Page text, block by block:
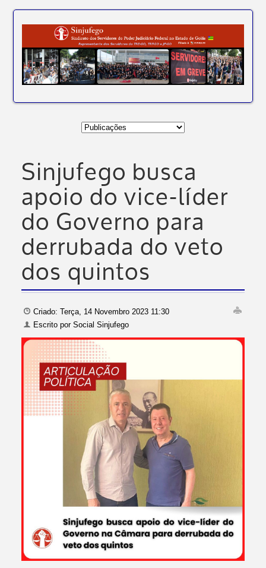
Sinjufego busca
apoio do vice-líder
do Governo para
derrubada do veto
dos quintos
Criado: Terça, 14 Novembro 2023 11:30
Escrito porSocial Sinjufego